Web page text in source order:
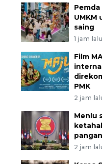
saing
1 jam lalu
Film
PMK
2 jam
Menlu
2 jam